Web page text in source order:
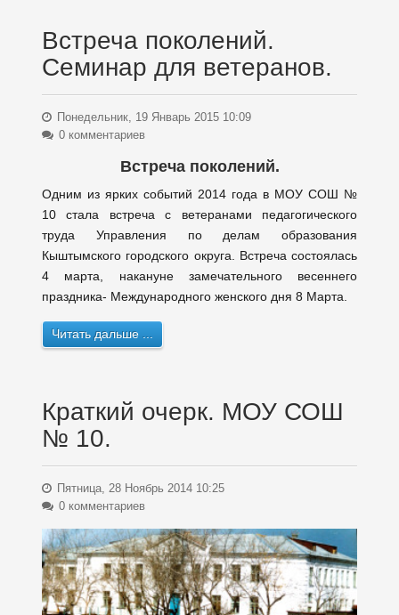
Встреча поколений.
Семинар для ветеранов.
Понедельник, 19 Январь 2015 10:09
0 комментариев
Встреча поколений.
Одним из ярких событий 2014 года в МОУ СОШ №
10 стала встреча с ветеранами педагогического
труда Управления по делам образования
Кыштымского городского округа. Встреча состоялась
4 марта, накануне замечательного весеннего
праздника- Международного женского дня 8 Марта.
Читать дальше ...
Краткий очерк. МОУ СОШ
№ 10.
Пятница, 28 Ноябрь 2014 10:25
0 комментариев